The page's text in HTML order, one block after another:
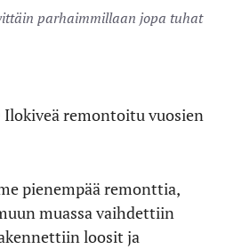
parhaimmillaan jopa tuhat
Ilokiveä remontoitu vuosien
pienempää remonttia,
muassa vaihdettiin
loosit ja